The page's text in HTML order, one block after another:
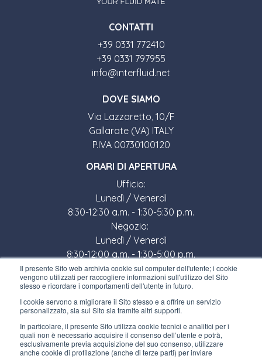
Il presente Sito web archivia cookie sul computer dell'utente; i cookie
vengono utilizzati per raccogliere informazioni sull'utilizzo del Sito
stesso e ricordare i comportamenti dell'utente in futuro.
I cookie servono a migliorare il Sito stesso e a offrire un servizio
personalizzato, sia sul Sito sia tramite altri supporti.
In particolare, il presente Sito utilizza cookie tecnici e analitici per i
quali non è necessario acquisire il consenso dell’utente e potrà,
esclusivamente previa acquisizione del suo consenso, utilizzare
anche cookie di profilazione (anche di terze parti) per inviare
CONTATTI
+39 0331 772410
+39 0331 797955
info@interfluid.net
DOVE SIAMO
Via Lazzaretto, 10/F
Gallarate (VA) ITALY
P.IVA 00730100120
ORARI DI APERTURA
Ufficio:
Lunedì / Venerdì
8:30-12:30 a.m. - 1:30-5:30 p.m.
Negozio:
Lunedì / Venerdì
8:30-12:00 a.m. - 1:30-5:00 p.m.
LINK UTILI
Iscriviti alla newsletter
Lavora con noi
Gli imballi di Interfluid